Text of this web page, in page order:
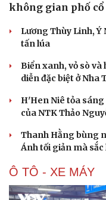
không gian phố cổ
Lương Thùy Linh,
tấn lúa
Biển xanh, vỏ sò
diễn đặc biệt ở Nha
H'Hen Niê tỏa
của NTK Thảo
Thanh Hằng bùng
Ánh tối giản mà sắc
Ô TÔ - XE MÁY